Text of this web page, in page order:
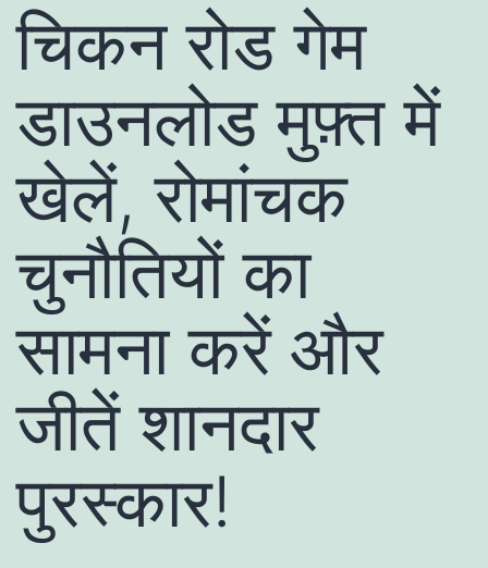
चिकन रोड गेम
डाउनलोड मुफ़्त में
खेलें, रोमांचक
चुनौतियों का
सामना करें और
जीतें शानदार
पुरस्कार!